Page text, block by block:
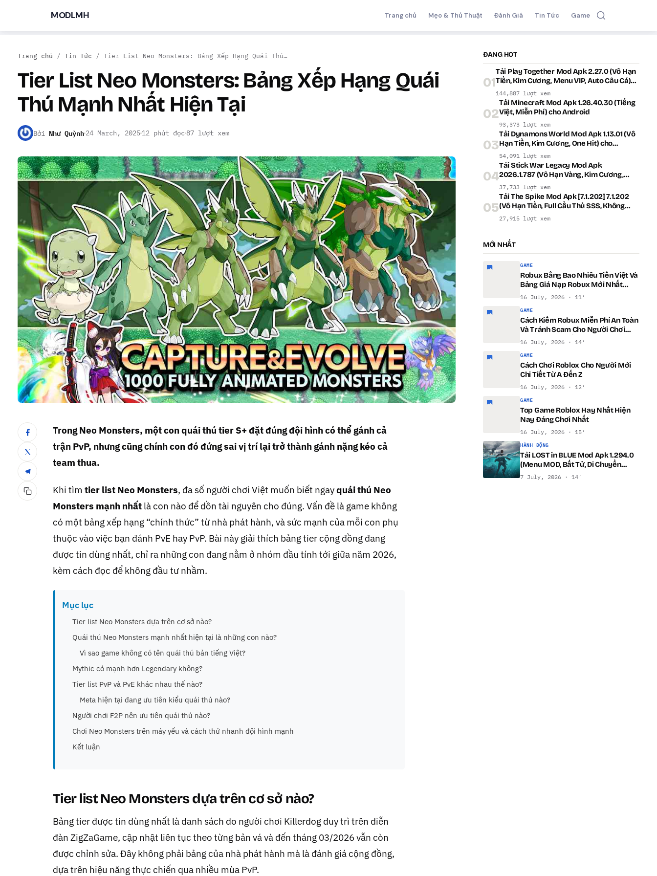
MOD APK Game offline Ứng dụng miễn phí
MODLMH Trang chủ Mẹo & Thủ Thuật Đánh Giá Tin Tức Game
Trang chủ / Tin Tức / Tier List Neo Monsters: Bảng Xếp Hạng Quái Thú…
Tier List Neo Monsters: Bảng Xếp Hạng Quái
Thú Mạnh Nhất Hiện Tại
Bởi Như Quỳnh 24 March, 2025 12 phút đọc 87 lượt xem
Trong Neo Monsters, một con quái thú tier S+ đặt đúng đội hình có thể gánh cả
trận PvP, nhưng cũng chính con đó đứng sai vị trí lại trở thành gánh nặng kéo cả
team thua.
Khi tìm tier list Neo Monsters, đa số người chơi Việt muốn biết ngayquái thú Neo
Monsters mạnh nhất là con nào để dồn tài nguyên cho đúng. Vấn đề là game không
có một bảng xếp hạng “chính thức” từ nhà phát hành, và sức mạnh của mỗi con phụ
thuộc vào việc bạn đánh PvE hay PvP. Bài này giải thích bảng tier cộng đồng đang
được tin dùng nhất, chỉ ra những con đang nằm ở nhóm đầu tính tới giữa năm 2026,
kèm cách đọc để không đầu tư nhầm.
Mục lục
Tier list Neo Monsters dựa trên cơ sở nào?
Quái thú Neo Monsters mạnh nhất hiện tại là những con nào?
Vì sao game không có tên quái thú bản tiếng Việt?
Mythic có mạnh hơn Legendary không?
Tier list PvP và PvE khác nhau thế nào?
Meta hiện tại đang ưu tiên kiểu quái thú nào?
Người chơi F2P nên ưu tiên quái thú nào?
Chơi Neo Monsters trên máy yếu và cách thử nhanh đội hình mạnh
Kết luận
Tier list Neo Monsters dựa trên cơ sở nào?
Bảng tier được tin dùng nhất là danh sách do người chơi Killerdog duy trì trên diễn
đàn ZigZaGame, cập nhật liên tục theo từng bản vá và đến tháng 03/2026 vẫn còn
được chỉnh sửa. Đây không phải bảng của nhà phát hành mà là đánh giá cộng đồng,
dựa trên hiệu năng thực chiến qua nhiều mùa PvP.
ĐANG HOT
01
Tải Play Together Mod Apk 2.27.0 (Vô Hạn
Tiền, Kim Cương, Menu VIP, Auto Câu Cá)
cho Android
144,887 lượt xem
02
Tải Minecraft Mod Apk 1.26.40.30 (Tiếng
Việt, Miễn Phí) cho Android
93,373 lượt xem
03
Tải Dynamons World Mod Apk 1.13.01 (Vô
Hạn Tiền, Kim Cương, One Hit) cho
Android
54,091 lượt xem
04
Tải Stick War Legacy Mod Apk
2026.1.787 (Vô Hạn Vàng, Kim Cương,
Menu VIP) cho Android
37,733 lượt xem
05
Tải The Spike Mod Apk [7.1.202] 7.1.202
(Vô Hạn Tiền, Full Cầu Thủ SSS, Không
Quảng Cáo) cho Android
27,915 lượt xem
MỚI NHẤT
GAME
Robux Bằng Bao Nhiêu Tiền Việt Và
Bảng Giá Nạp Robux Mới Nhất
Dành Cho Game Thủ Việt
16 July, 2026 · 11′
GAME
Cách Kiếm Robux Miễn Phí An Toàn
Và Tránh Scam Cho Người Chơi
Roblox Mới Nhất 2026
16 July, 2026 · 14′
GAME
Cách Chơi Roblox Cho Người Mới
Chi Tiết Từ A Đến Z
16 July, 2026 · 12′
GAME
Top Game Roblox Hay Nhất Hiện
Nay Đáng Chơi Nhất
16 July, 2026 · 15′
HÀNH ĐỘNG
Tải LOST in BLUE Mod Apk 1.294.0
(Menu MOD, Bất Tử, Di Chuyển
Nhanh) cho Android
7 July, 2026 · 14′